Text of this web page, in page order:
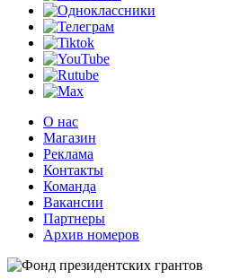
О нас
Магазин
Реклама
Контакты
Команда
Вакансии
Партнеры
Архив номеров